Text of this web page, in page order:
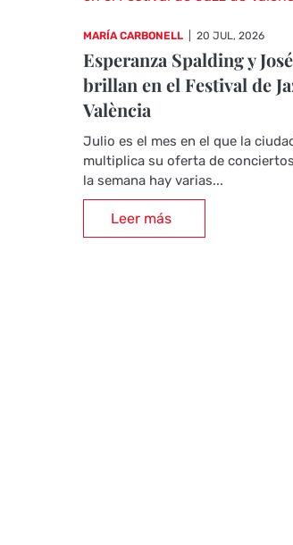
MARÍA CARBONELL 20 JUL, 2026
Esperanza Spalding y
brillan en el Festival de
València
Julio es el mes en el que la
multiplica su oferta de
la semana hay varias...
Leer más